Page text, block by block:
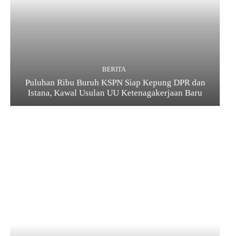
BERITA
Puluhan Ribu Buruh KSPN Siap Kepung DPR dan
Istana, Kawal Usulan UU Ketenagakerjaan Baru